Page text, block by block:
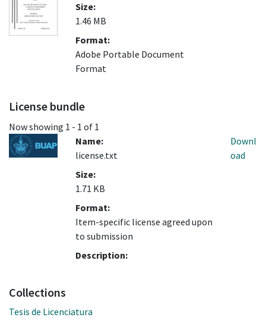
Size:
1.46 MB
Format:
Adobe Portable Document
Format
License bundle
Now showing 1 - 1 of 1
Name:
license.txt
Size:
1.71 KB
Format:
Item-specific license agreed upon
to submission
Description:
Downl
oad
Collections
Tesis de Licenciatura